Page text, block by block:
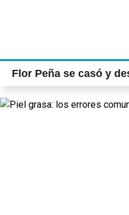
Flor Peña se casó y